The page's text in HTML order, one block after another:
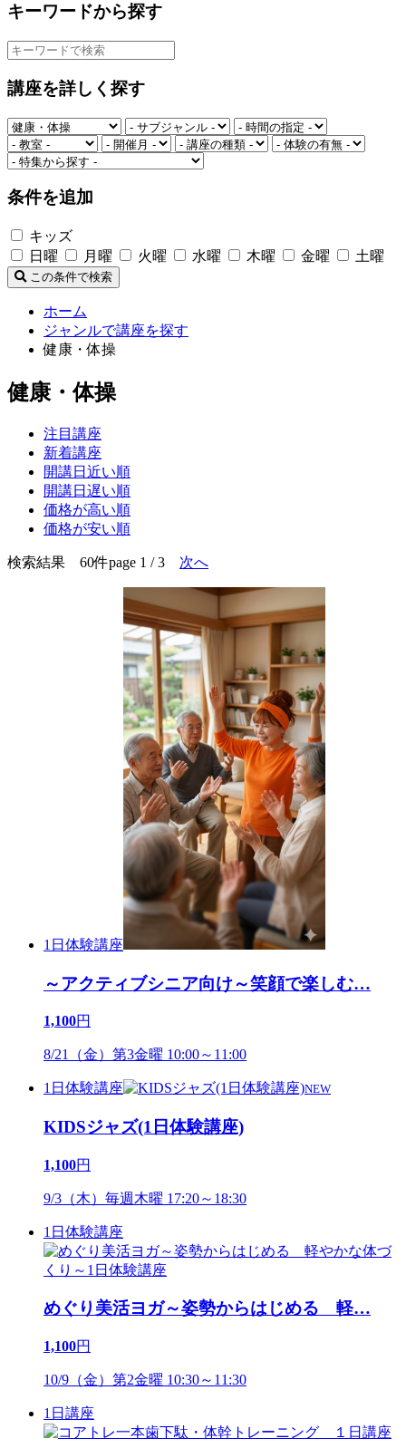
キーワードから探す
講座を詳しく探す
条件を追加
キッズ
日曜
月曜 火曜 水曜 木曜 金曜 土曜
この条件で検索
ホーム
ジャンルで講座を探す
健康・体操
健康・体操
注目講座
新着講座
開講日近い順
開講日遅い順
価格が高い順
価格が安い順
検索結果 60件page 1 / 3 次へ
1日体験講座
～アクティブシニア向け～笑顔で楽しむ…
1,100円
8/21（金）第3金曜 10:00～11:00
1日体験講座 NEW
KIDSジャズ(1日体験講座)
1,100円
9/3（木）毎週木曜 17:20～18:30
1日体験講座
めぐり美活ヨガ～姿勢からはじめる 軽…
1,100円
10/9（金）第2金曜 10:30～11:30
1日講座